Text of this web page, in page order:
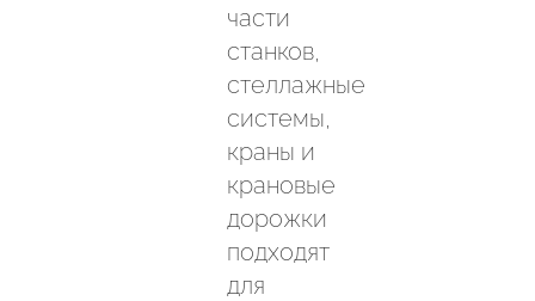
части
станков,
стеллажные
системы,
краны и
крановые
дорожки
подходят
для